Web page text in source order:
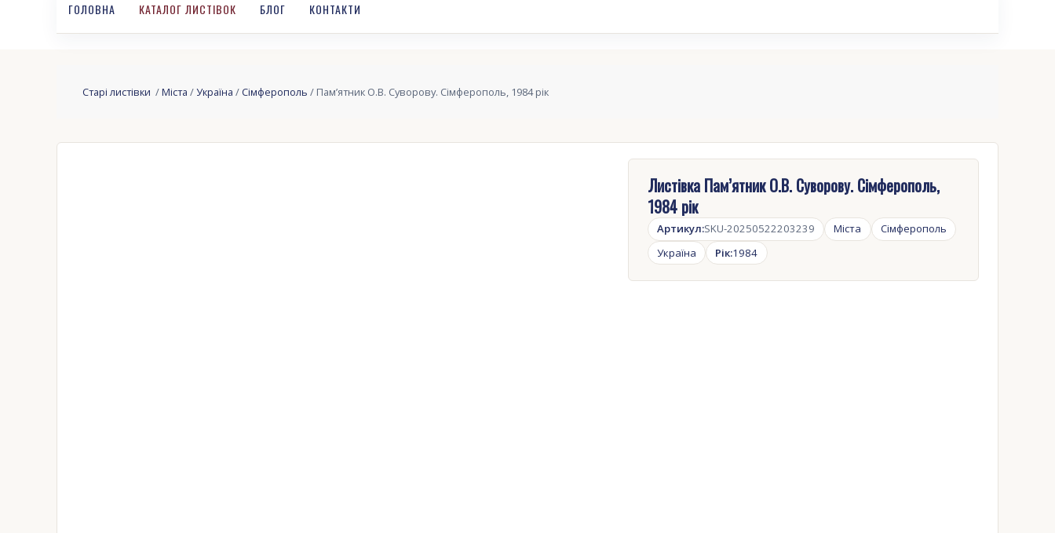
ГОЛОВНА КАТАЛОГ ЛИСТІВОК БЛОГ КОНТАКТИ
Старі листівки /Міста /Україна /Сімферополь / Пам’ятник О.В. Суворову. Сімферополь, 1984 рік
Листівка Пам’ятник О.В. Суворову. Сімферополь,
1984 рік
Артикул:SKU-20250522203239 Міста
Сімферополь
Україна
Рік:1984